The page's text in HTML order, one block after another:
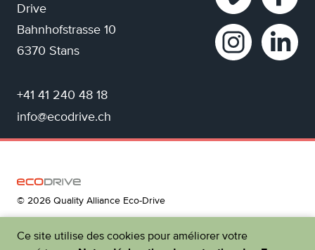
Ce site utilise des cookies pour améliorer votre
Drive
Bahnhofstrasse 10
6370 Stans
+41 41 240 48 18
info@ecodrive.ch
© 2026 Quality Alliance Eco-Drive